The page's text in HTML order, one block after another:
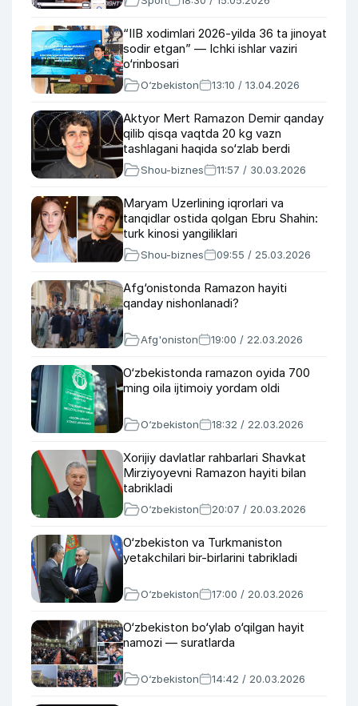
“IIB xodimlari 2026-yilda 36 ta jinoyat
sodir etgan” — Ichki ishlar vaziri
o‘rinbosari
O‘zbekiston 13:10 / 13.04.2026
Aktyor Mert Ramazon Demir qanday
qilib qisqa vaqtda 20 kg vazn
tashlagani haqida so‘zlab berdi
Shou-biznes 11:57 / 30.03.2026
Maryam Uzerlining iqrorlari va
tanqidlar ostida qolgan Ebru Shahin:
turk kinosi yangiliklari
Shou-biznes 09:55 / 25.03.2026
Afg‘onistonda Ramazon hayiti
qanday nishonlanadi?
Afg'oniston 19:00 / 22.03.2026
O‘zbekistonda ramazon oyida 700
ming oila ijtimoiy yordam oldi
O‘zbekiston 18:32 / 22.03.2026
Xorijiy davlatlar rahbarlari Shavkat
Mirziyoyevni Ramazon hayiti bilan
tabrikladi
O‘zbekiston 20:07 / 20.03.2026
O‘zbekiston va Turkmaniston
yetakchilari bir-birlarini tabrikladi
O‘zbekiston 17:00 / 20.03.2026
O‘zbekiston bo‘ylab o‘qilgan hayit
namozi — suratlarda
O‘zbekiston 14:42 / 20.03.2026